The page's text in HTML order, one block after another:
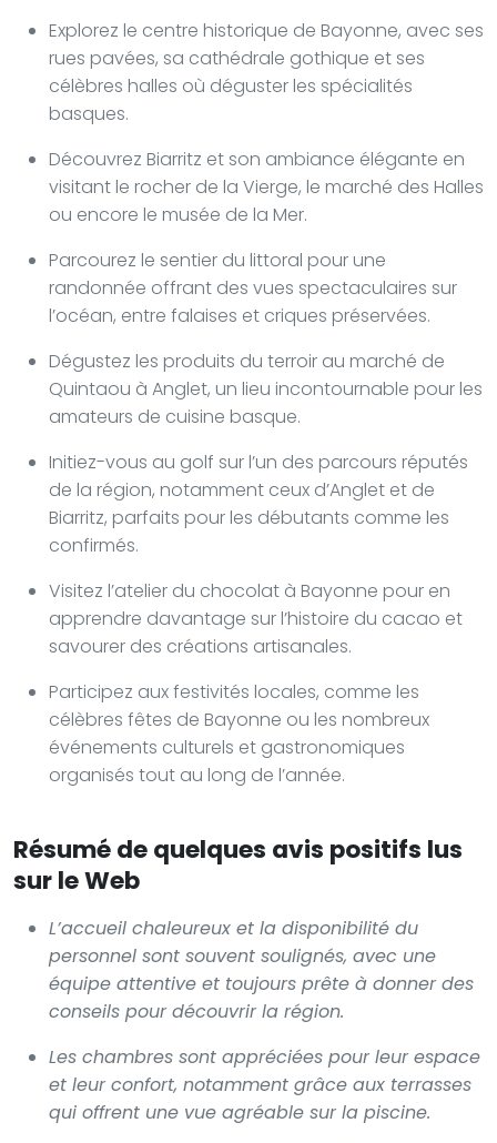
Explorez le centre historique de Bayonne, avec ses
rues pavées, sa cathédrale gothique et ses
célèbres halles où déguster les spécialités
basques.
Découvrez Biarritz et son ambiance élégante en
visitant le rocher de la Vierge, le marché des Halles
ou encore le musée de la Mer.
Parcourez le sentier du littoral pour une
randonnée offrant des vues spectaculaires sur
l’océan, entre falaises et criques préservées.
Dégustez les produits du terroir au marché de
Quintaou à Anglet, un lieu incontournable pour les
amateurs de cuisine basque.
Initiez-vous au golf sur l’un des parcours réputés
de la région, notamment ceux d’Anglet et de
Biarritz, parfaits pour les débutants comme les
confirmés.
Visitez l’atelier du chocolat à Bayonne pour en
apprendre davantage sur l’histoire du cacao et
savourer des créations artisanales.
Participez aux festivités locales, comme les
célèbres fêtes de Bayonne ou les nombreux
événements culturels et gastronomiques
organisés tout au long de l’année.
Résumé de quelques avis positifs lus
sur le Web
L’accueil chaleureux et la disponibilité du
personnel sont souvent soulignés, avec une
équipe attentive et toujours prête à donner des
conseils pour découvrir la région.
Les chambres sont appréciées pour leur espace
et leur confort, notamment grâce aux terrasses
qui offrent une vue agréable sur la piscine.